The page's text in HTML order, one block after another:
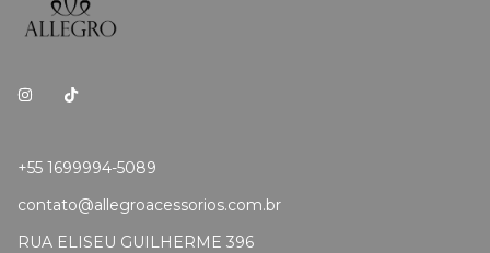
+55 1699994-5089
contato@allegroacessorios.com.br
RUA ELISEU GUILHERME 396